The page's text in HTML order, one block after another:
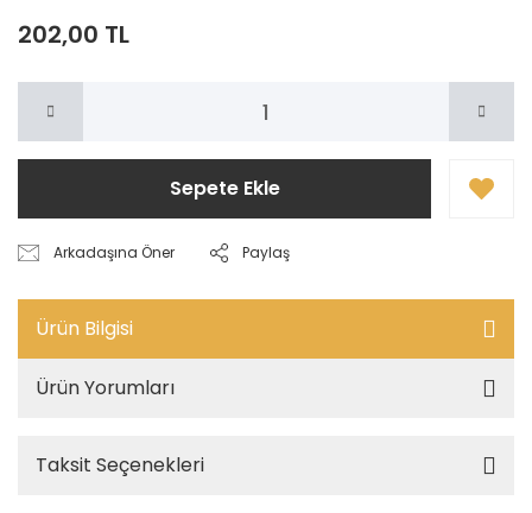
202,00 TL
Sepete Ekle
Arkadaşına Öner Paylaş
Ürün Bilgisi
Ürün Yorumları
Taksit Seçenekleri